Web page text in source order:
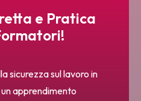
e Pratica
sicurezza sul lavoro in
apprendimento